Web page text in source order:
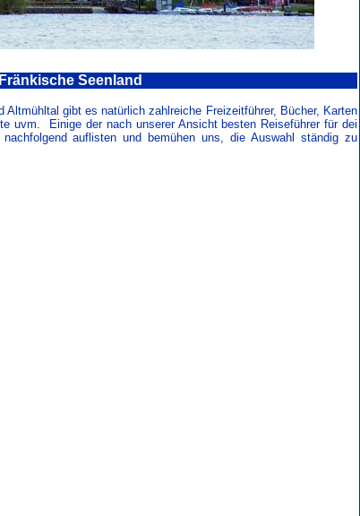
Seenland
gibt es natürlich zahlreiche Freizeitführer, Bücher, Karten
uvm. Einige der nach unserer Ansicht besten Reiseführer für dei
auflisten und bemühen uns, die Auswahl ständig zu